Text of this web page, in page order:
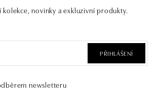
novinky a exkluzivní produkty.
PŘIHLÁŠENÍ
newsletteru